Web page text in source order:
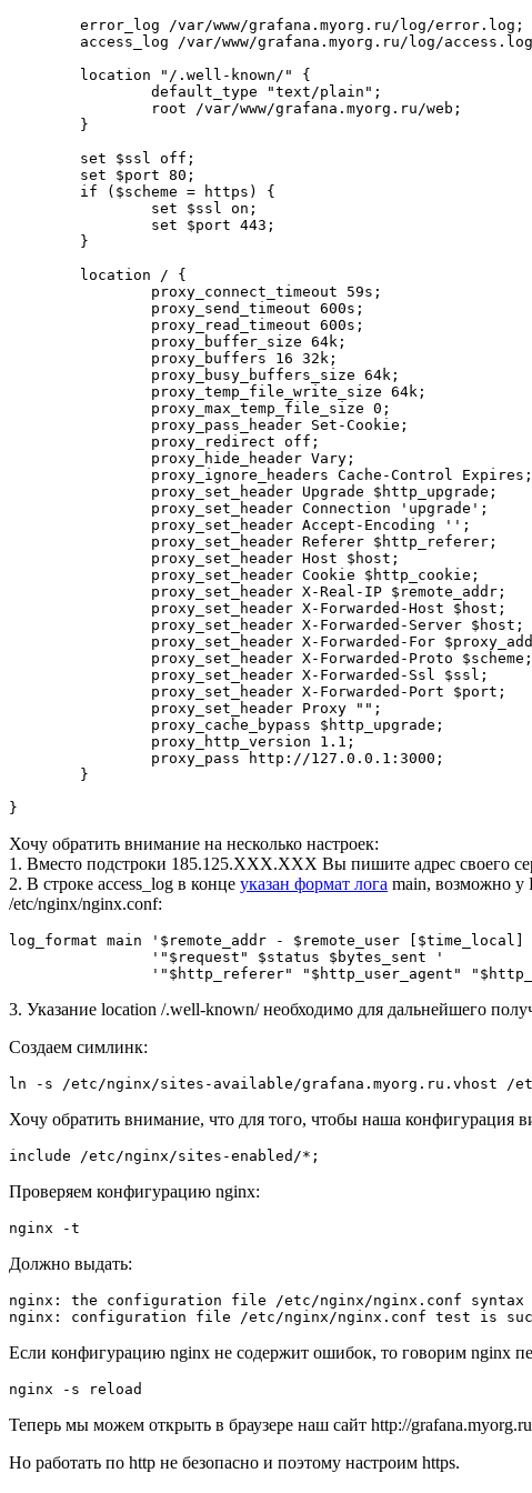
        error_log /var/www/grafana.myorg.ru/log/error.log;
access_log /var/www/grafana.myorg.ru/log/
        location "/.well-known/" {
                default_type "text/plain";
                root /var/www/grafana.myorg.ru/web;
        }
        set $ssl off;
        set $port 80;
        if ($scheme = https) {
                set $ssl on;
                set $port 443;
        }
        location / {
                proxy_connect_timeout 59s;
                proxy_send_timeout 600s;
                proxy_read_timeout 600s;
                proxy_buffer_size 64k;
                proxy_buffers 16 32k;
                proxy_busy_buffers_size 64k;
                proxy_temp_file_write_size 64k;
                proxy_max_temp_file_size 0;
                proxy_pass_header Set-Cookie;
                proxy_redirect off;
                proxy_hide_header Vary;
                proxy_ignore_headers Cache-Control Expires;
                proxy_set_header Upgrade $http_upgrade;
                proxy_set_header Connection 'upgrade';
                proxy_set_header Accept-Encoding '';
                proxy_set_header Referer $http_referer;
                proxy_set_header Host $host;
                proxy_set_header Cookie $http_cookie;
                proxy_set_header X-Real-IP $remote_addr;
                proxy_set_header X-Forwarded-Host $host;
                proxy_set_header X-Forwarded-Server $host;
proxy_set_header X-Forwarded-For
                proxy_set_header X-Forwarded-Proto $scheme;
                proxy_set_header X-Forwarded-Ssl $ssl;
                proxy_set_header X-Forwarded-Port $port;
                proxy_set_header Proxy "";
                proxy_cache_bypass $http_upgrade;
                proxy_http_version 1.1;
                proxy_pass http://127.0.0.1:3000;
        }
Хочу обратить внимание на несколько настроек:
1. Вместо подстроки 185.125.XXX.XXX Вы пишите адрес своего
2. В строке access_log в конце указан формат лога main, возможно у
/etc/nginx/nginx.conf:
log_format main '$remote_addr - $remote_user
                '"$request" $status $bytes_sent '
3. Указание location /.well-known/ необходимо для дальнейшего
Создаем симлинк:
Хочу обратить внимание, что для того, чтобы наша конфигурация
Проверяем конфигурацию nginx:
Должно выдать:
nginx: the configuration file /etc/nginx/nginx.conf syntax
Если конфигурацию nginx не содержит ошибок, то говорим nginx
Теперь мы можем открыть в браузере наш сайт http://
Но работать по http не безопасно и поэтому настроим https.